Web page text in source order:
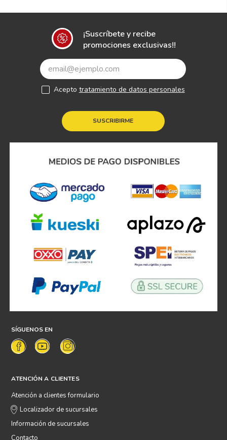
¡Suscríbete y recibe
promociones exclusivas!!
SUSCRIBIRME
Acepto tratamiento de datos personales
SÍGUENOS EN
ATENCIÓN A CLIENTES
Atención a clientes formulario
Localizador de sucursales
Información de sucursales